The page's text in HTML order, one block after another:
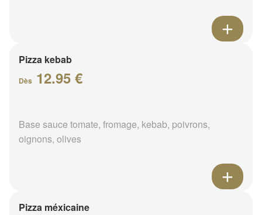
Pizza kebab
Dès 12.95 €
Base sauce tomate, fromage, kebab, poivrons,
oignons, olives
Pizza méxicaine